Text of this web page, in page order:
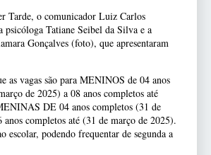
Tarde, o comunicador Luiz Carlos
psicóloga Tatiane Seibel da Silva e a
Gonçalves (foto), que apresentaram
as vagas são para MENINOS de 04 anos
de 2025) a 08 anos completos até
DE 04 anos completos (31 de
completos até (31 de março de 2025).
escolar, podendo frequentar de segunda a